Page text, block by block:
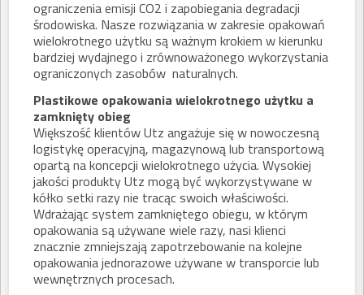
ograniczenia emisji CO2 i zapobiegania degradacji
środowiska. Nasze rozwiązania w zakresie opakowań
wielokrotnego użytku są ważnym krokiem w kierunku
bardziej wydajnego i zrównoważonego wykorzystania
ograniczonych zasobów naturalnych.
Plastikowe opakowania wielokrotnego użytku a
zamknięty obieg
Większość klientów Utz angażuje się w nowoczesną
logistykę operacyjną, magazynową lub transportową
opartą na koncepcji wielokrotnego użycia. Wysokiej
jakości produkty Utz mogą być wykorzystywane w
kółko setki razy nie tracąc swoich właściwości.
Wdrażając system zamkniętego obiegu, w którym
opakowania są używane wiele razy, nasi klienci
znacznie zmniejszają zapotrzebowanie na kolejne
opakowania jednorazowe używane w transporcie lub
wewnętrznych procesach.